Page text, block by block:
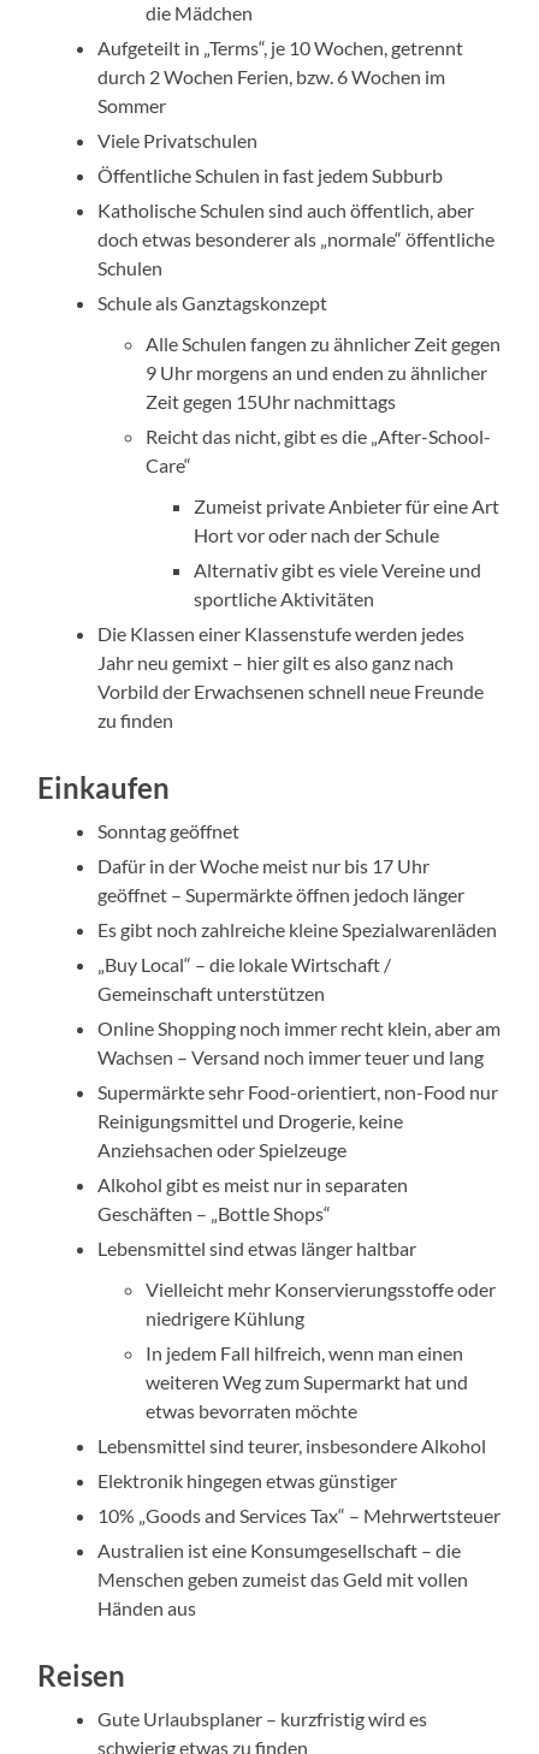
die Mädchen
Aufgeteilt in „Terms“, je 10 Wochen, getrennt
durch 2 Wochen Ferien, bzw. 6 Wochen im
Sommer
Viele Privatschulen
Öffentliche Schulen in fast jedem Subburb
Katholische Schulen sind auch öffentlich, aber
doch etwas besonderer als „normale“ öffentliche
Schulen
Schule als Ganztagskonzept
Alle Schulen fangen zu ähnlicher Zeit gegen
9 Uhr morgens an und enden zu ähnlicher
Zeit gegen 15Uhr nachmittags
Reicht das nicht, gibt es die „After-School-
Care“
Zumeist private Anbieter für eine Art
Hort vor oder nach der Schule
Alternativ gibt es viele Vereine und
sportliche Aktivitäten
Die Klassen einer Klassenstufe werden jedes
Jahr neu gemixt – hier gilt es also ganz nach
Vorbild der Erwachsenen schnell neue Freunde
zu finden
Einkaufen
Sonntag geöffnet
Dafür in der Woche meist nur bis 17 Uhr
geöffnet – Supermärkte öffnen jedoch länger
Es gibt noch zahlreiche kleine Spezialwarenläden
„Buy Local“ – die lokale Wirtschaft /
Gemeinschaft unterstützen
Online Shopping noch immer recht klein, aber am
Wachsen – Versand noch immer teuer und lang
Supermärkte sehr Food-orientiert, non-Food nur
Reinigungsmittel und Drogerie, keine
Anziehsachen oder Spielzeuge
Alkohol gibt es meist nur in separaten
Geschäften – „Bottle Shops“
Lebensmittel sind etwas länger haltbar
Vielleicht mehr Konservierungsstoffe oder
niedrigere Kühlung
In jedem Fall hilfreich, wenn man einen
weiteren Weg zum Supermarkt hat und
etwas bevorraten möchte
Lebensmittel sind teurer, insbesondere Alkohol
Elektronik hingegen etwas günstiger
10% „Goods and Services Tax“ – Mehrwertsteuer
Australien ist eine Konsumgesellschaft – die
Menschen geben zumeist das Geld mit vollen
Händen aus
Reisen
Gute Urlaubsplaner – kurzfristig wird es
schwierig etwas zu finden